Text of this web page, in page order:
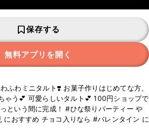
保存する
無料アプリを開く
ふわミニタルト❣️ お菓子作りはじめてな方、
ゃう💕 可愛らしいタルト💕 100円ショップで
という間に完成！ #ひな祭りパーティー や
おすすめ チョコ入りなら #バレンタイン に